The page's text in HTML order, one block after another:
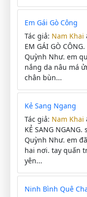
Em Gái Gò Công
Tác giả: Nam Khai
EM GÁI GÒ
Quỳnh Như. em
nắng da nâu má
chân bùn...
Kẻ Sang Ngang
Tác giả: Nam Khai
KẺ SANG
Quỳnh Như. em
hai nơi. tay quấn
yên...
Ninh Bình Quê